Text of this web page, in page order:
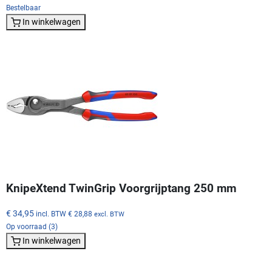
Bestelbaar
In winkelwagen
KnipeXtend TwinGrip Voorgrijptang 250 mm
€ 34,95 incl. BTW € 28,88 excl. BTW
Op voorraad (3)
In winkelwagen